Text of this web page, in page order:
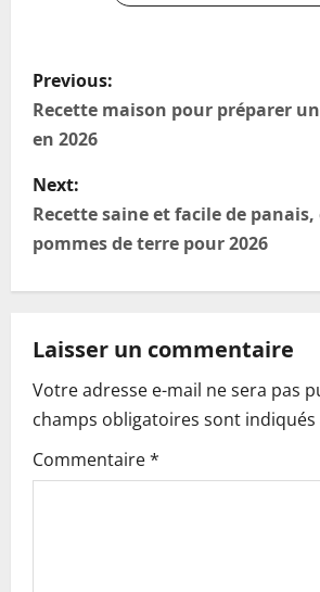
P
o
t
n
a
v
i
g
a
Previous:
Recette maison pour préparer
en 2026
Next:
Recette saine et facile de
pommes de terre pour 2026
Laisser un commentaire
Votre adresse e-mail ne sera pas
champs obligatoires sont indiqués
Commentaire*